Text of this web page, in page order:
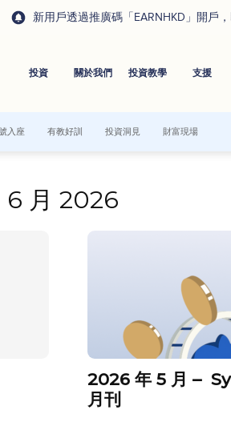
新用戶透過推廣碼「EARNHKD」開戶
投資 關於我們 投資教學 ⽀援
入座 有教好訓 投資洞見 財富現場
月 2026
2026 年 5 月 –
月刊